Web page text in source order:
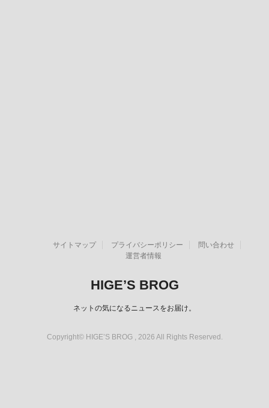
サイトマップ プライバシーポリシー
問い合わせ
運営者情報
HIGE’S BROG
ネットの気になるニュースをお届け。
Copyright© HIGE’S BROG , 2026 All Rights Reserved.